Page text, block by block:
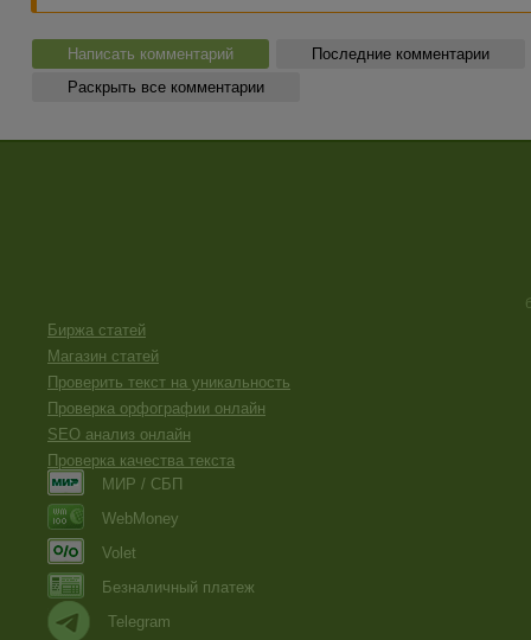
Написать комментарий
Последние комментарии
Раскрыть все комментарии
Биржа статей
Магазин статей
Проверить текст на уникальность
Проверка орфографии онлайн
SEO анализ онлайн
Проверка качества текста
МИР / СБП
WebMoney
Volet
Безналичный платеж
Telegram